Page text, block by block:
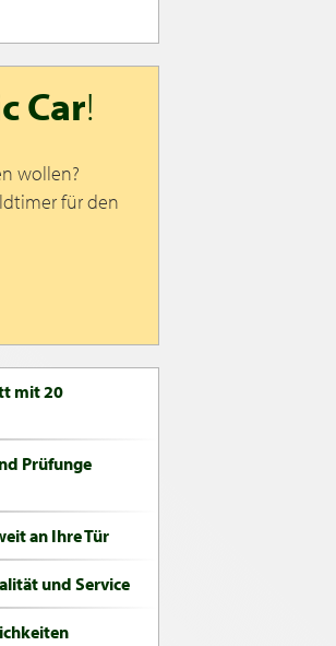
Car!
wollen?
für den
mit 20
Prüfunge
an Ihre Tür
und Service